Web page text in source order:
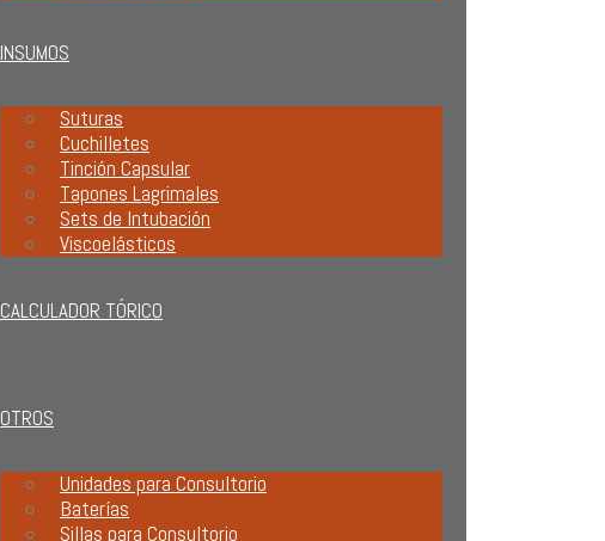
INSUMOS
Suturas
Cuchilletes
Tinción Capsular
Tapones Lagrimales
Sets de Intubación
Viscoelásticos
CALCULADOR TÓRICO
OTROS
Unidades para Consultorio
Baterías
Sillas para Consultorio